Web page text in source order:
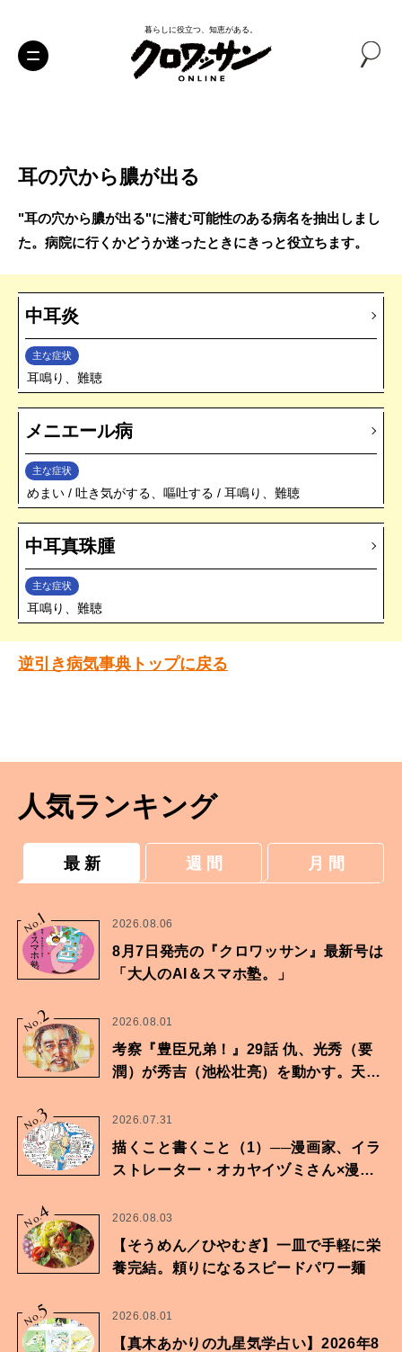
暮らしに役立つ、知恵がある。
耳の穴から膿が出る
"耳の穴から膿が出る"に潜む可能性のある病名を抽出しまし
た。病院に行くかどうか迷ったときにきっと役立ちます。
中耳炎
主な症状
耳鳴り、難聴
メニエール病
主な症状
めまい 吐き気がする、嘔吐する 耳鳴り、難聴
中耳真珠腫
主な症状
耳鳴り、難聴
逆引き病気事典トップに戻る
人気ランキング
最 新 週 間 月 間
No.
1 2026.08.06
8月7日発売の『クロワッサン』最新号は
「大人のAI＆スマホ塾。」
No.2 2026.08.01
考察『豊臣兄弟！』29話 仇、光秀（要
潤）が秀吉（池松壮亮）を動かす。天下
No.
3 2026.07.31
描くこと書くこと（1）──漫画家、イラ
ストレーター・オカヤイヅミさん×漫画
No.
4 2026.08.03
【そうめん／ひやむぎ】一皿で手軽に栄
養完結。頼りになるスピードパワー麺
No.
5 2026.08.01
【真木あかりの九星気学占い】2026年8